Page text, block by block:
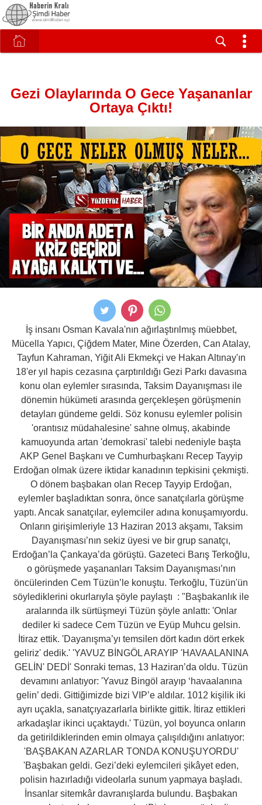
Gezi Olaylarında O Gece Yaşananlar
Ortaya Çıktı!
İş insanı Osman Kavala'nın ağırlaştırılmış müebbet,
Mücella Yapıcı, Çiğdem Mater, Mine Özerden, Can Atalay,
Tayfun Kahraman, Yiğit Ali Ekmekçi ve Hakan Altınay'ın
18'er yıl hapis cezasına çarptırıldığı Gezi Parkı davasına
konu olan eylemler sırasında, Taksim Dayanışması ile
dönemin hükümeti arasında gerçekleşen görüşmenin
detayları gündeme geldi. Söz konusu eylemler polisin
'orantısız müdahalesine' sahne olmuş, akabinde
kamuoyunda artan 'demokrasi' talebi nedeniyle başta
AKP Genel Başkanı ve Cumhurbaşkanı Recep Tayyip
Erdoğan olmak üzere iktidar kanadının tepkisini çekmişti.
O dönem başbakan olan Recep Tayyip Erdoğan,
eylemler başladıktan sonra, önce sanatçılarla görüşme
yaptı. Ancak sanatçılar, eylemciler adına konuşamıyordu.
Onların girişimleriyle 13 Haziran 2013 akşamı, Taksim
Dayanışması’nın sekiz üyesi ve bir grup sanatçı,
Erdoğan’la Çankaya’da görüştü. Gazeteci Barış Terkoğlu,
o görüşmede yaşananları Taksim Dayanışması’nın
öncülerinden Cem Tüzün’le konuştu. Terkoğlu, Tüzün'ün
söylediklerini okurlarıyla şöyle paylaştı : "Başbakanlık ile
aralarında ilk sürtüşmeyi Tüzün şöyle anlattı: 'Onlar
dediler ki sadece Cem Tüzün ve Eyüp Muhcu gelsin.
İtiraz ettik. 'Dayanışma’yı temsilen dört kadın dört erkek
geliriz' dedik.' 'YAVUZ BİNGÖL ARAYIP 'HAVAALANINA
GELİN' DEDİ' Sonraki temas, 13 Haziran’da oldu. Tüzün
devamını anlatıyor: 'Yavuz Bingöl arayıp ‘havaalanına
gelin’ dedi. Gittiğimizde bizi VIP’e aldılar. 1012 kişilik iki
ayrı uçakla, sanatçıyazarlarla birlikte gittik. İtiraz ettikleri
arkadaşlar ikinci uçaktaydı.' Tüzün, yol boyunca onların
da getirildiklerinden emin olmaya çalışıldığını anlatıyor:
'BAŞBAKAN AZARLAR TONDA KONUŞUYORDU'
'Başbakan geldi. Gezi’deki eylemcileri şikâyet eden,
polisin hazırladığı videolarla sunum yapmaya başladı.
İnsanlar sitemkâr davranışlarda bulundu. Başbakan